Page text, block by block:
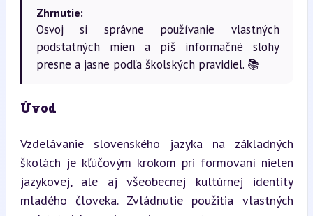
Zhrnutie:
Osvoj si správne používanie vlastných
podstatných mien a píš informačné slohy
presne a jasne podľa školských pravidiel. 📚
Úvod
Vzdelávanie slovenského jazyka na základných
školách je kľúčovým krokom pri formovaní nielen
jazykovej, ale aj všeobecnej kultúrnej identity
mladého človeka. Zvládnutie použitia vlastných